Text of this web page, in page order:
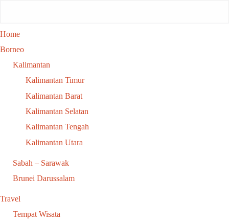
Home
Borneo
Kalimantan
Kalimantan Timur
Kalimantan Barat
Kalimantan Selatan
Kalimantan Tengah
Kalimantan Utara
Sabah – Sarawak
Brunei Darussalam
Travel
Tempat Wisata